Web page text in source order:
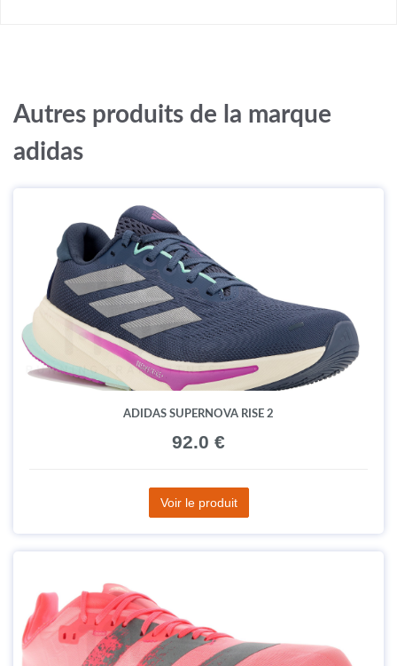
Autres produits de la marque
adidas
ADIDAS SUPERNOVA RISE 2
92.0 €
Voir le produit